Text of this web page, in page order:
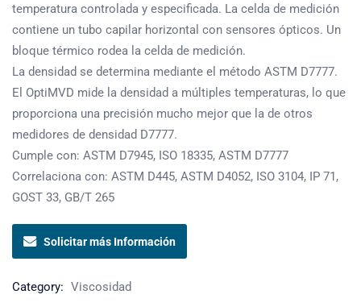
temperatura controlada y especificada. La celda de medición
contiene un tubo capilar horizontal con sensores ópticos. Un
bloque térmico rodea la celda de medición.
La densidad se determina mediante el método ASTM D7777.
El OptiMVD mide la densidad a múltiples temperaturas, lo que
proporciona una precisión mucho mejor que la de otros
medidores de densidad D7777.
Cumple con: ASTM D7945, ISO 18335, ASTM D7777
Correlaciona con: ASTM D445, ASTM D4052, ISO 3104, IP 71,
GOST 33, GB/T 265
Solicitar más Información
Category: Viscosidad